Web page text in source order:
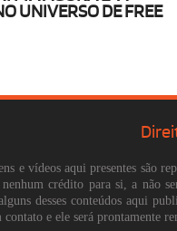
UNIVERSO DE FREE
e vídeos aqui presentes são
crédito para si, a não
desses conteúdos aqui
contato e ele será prontamente